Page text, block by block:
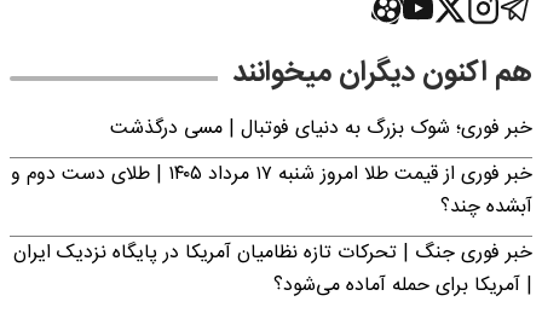
هم اکنون دیگران میخوانند
خبر فوری؛‌ شوک بزرگ به دنیای فوتبال | مسی درگذشت
خبر فوری از قیمت طلا امروز شنبه ۱۷ مرداد ۱۴۰۵ | طلای دست دوم و
آبشده چند؟
خبر فوری جنگ | تحرکات تازه نظامیان آمریکا در پایگاه نزدیک ایران
| آمریکا برای حمله آماده می‌شود؟